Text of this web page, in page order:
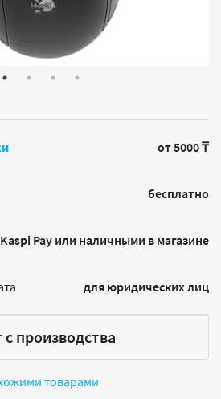
от 5000 ₸
бесплатно
Kaspi Pay или наличными в магазине
для юридических лиц
с производства
товарами